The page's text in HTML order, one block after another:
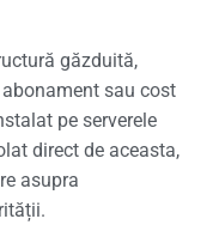
găzduită,
sau cost
pe serverele
direct de aceasta,
asupra